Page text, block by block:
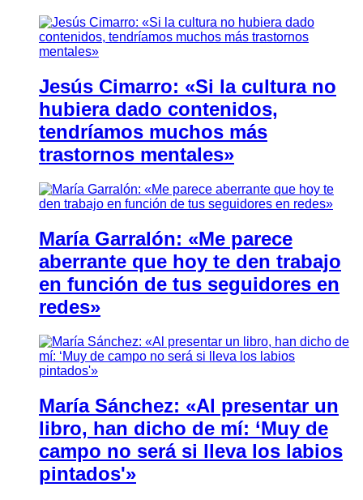
Jesús Cimarro: «Si la cultura no
hubiera dado contenidos,
tendríamos muchos más
trastornos mentales»
María Garralón: «Me parece
aberrante que hoy te den trabajo
en función de tus seguidores en
redes»
María Sánchez: «Al presentar un
libro, han dicho de mí: ‘Muy de
campo no será si lleva los labios
pintados'»